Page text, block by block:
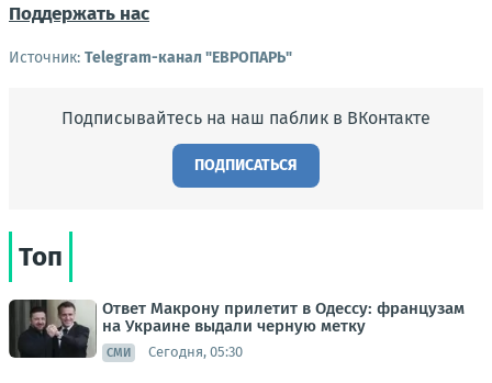
Поддержать нас
Источник: Telegram-канал "ЕВРОПАРЬ"
Подписывайтесь на наш паблик в ВКонтакте
ПОДПИСАТЬСЯ
Топ
Ответ Макрону прилетит в Одессу: французам
на Украине выдали черную метку
СМИ Сегодня, 05:30